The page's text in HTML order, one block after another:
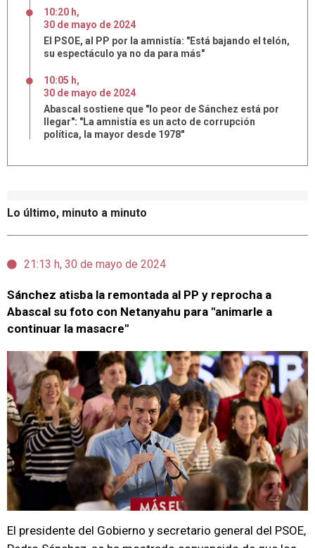
Lo último, minuto a minuto
21:13 h, 30 de mayo de 2024
Sánchez atisba la remontada al PP y reprocha a
Abascal su foto con Netanyahu para "animarle a
continuar la masacre"
El presidente del Gobierno y secretario general del PSOE,
10:20 h,
30 de mayo de 2024
El PSOE, al PP por la amnistía: "Está bajando el telón,
su espectáculo ya no da para más"
10:05 h,
30 de mayo de 2024
Abascal sostiene que "lo peor de Sánchez está por
llegar": "La amnistía es un acto de corrupción
política, la mayor desde 1978"